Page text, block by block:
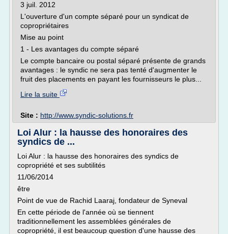
3 juil. 2012
L'ouverture d'un compte séparé pour un syndicat de
copropriétaires
Mise au point
1 - Les avantages du compte séparé
Le compte bancaire ou postal séparé présente de grands
avantages : le syndic ne sera pas tenté d'augmenter le
fruit des placements en payant les fournisseurs le plus...
Lire la suite
Site : http://www.syndic-solutions.fr
Loi Alur : la hausse des honoraires des
syndics de ...
Loi Alur : la hausse des honoraires des syndics de
copropriété et ses subtilités
11/06/2014
être
Point de vue de Rachid Laaraj, fondateur de Syneval
En cette période de l'année où se tiennent
traditionnellement les assemblées générales de
copropriété, il est beaucoup question d'une hausse des